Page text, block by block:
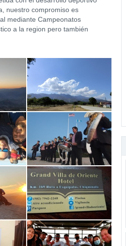
nuestro compromiso es
mediante Campeonatos
a la region pero también